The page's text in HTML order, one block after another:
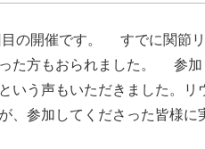
の開催です。 すでに関節リ
った方もおられました。 参加
いう声もいただきました。リ
、参加してくださった皆様に